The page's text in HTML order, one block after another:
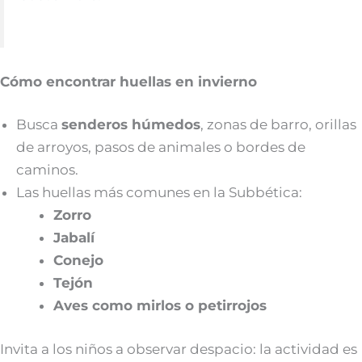
Cómo encontrar huellas en invierno
Busca senderos húmedos, zonas de barro, orillas
de arroyos, pasos de animales o bordes de
caminos.
Las huellas más comunes en la Subbética:
Zorro
Jabalí
Conejo
Tejón
Aves como mirlos o petirrojos
Invita a los niños a observar despacio: la actividad es